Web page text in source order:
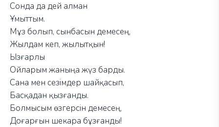
Сонда да дей алман
Ұмыттым.
Мұз болып, сынбасын демесең,
Жылдам кеп, жылытқын!
Ызғарлы
Ойларым жаныңа жүз барды.
Сана мен сезімдер шайқасып,
Басқадан қызғанды.
Болмысым өзгерсін демесең,
Доғарғын шекара бұзғанды!